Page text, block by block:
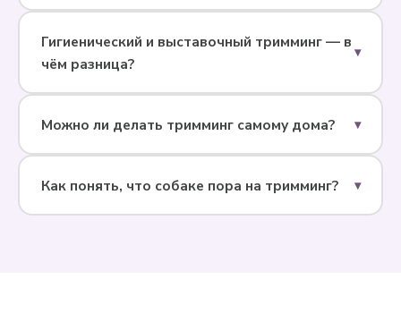
Гигиенический и выставочный тримминг — в
чём разница?
▾
Можно ли делать тримминг самому дома? ▾
Как понять, что собаке пора на тримминг? ▾